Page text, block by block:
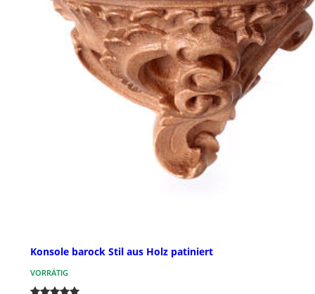
Konsole barock Stil aus Holz patiniert
VORRÄTIG